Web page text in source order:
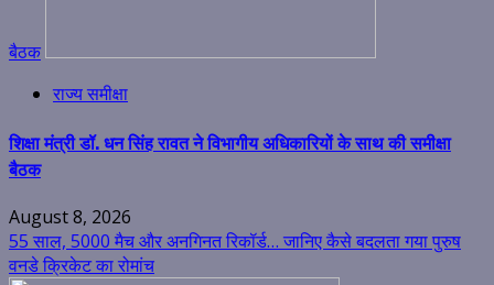
बैठक
राज्य समीक्षा
शिक्षा मंत्री डॉ. धन सिंह रावत ने विभागीय अधिकारियों के साथ की समीक्षा
बैठक
August 8, 2026
55 साल, 5000 मैच और अनगिनत रिकॉर्ड… जानिए कैसे बदलता गया पुरुष
वनडे क्रिकेट का रोमांच